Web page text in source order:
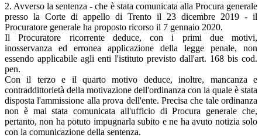
2. Avverso la sentenza - che è stata comunicata alla Procura generale
presso la Corte di appello di Trento il 23 dicembre 2019 - il
Procuratore generale ha proposto ricorso il 7 gennaio 2020.
Il Procuratore ricorrente deduce, con i primi due motivi,
inosservanza ed erronea applicazione della legge penale, non
essendo applicabile agli enti l'istituto previsto dall'art. 168 bis cod.
pen.
Con il terzo e il quarto motivo deduce, inoltre, mancanza e
contraddittorietà della motivazione dell'ordinanza con la quale è stata
disposta l'ammissione alla prova dell'ente. Precisa che tale ordinanza
non è mai stata comunicata all'ufficio di Procura generale che,
pertanto, non ha potuto impugnarla subito e ne ha avuto notizia solo
con la comunicazione della sentenza.